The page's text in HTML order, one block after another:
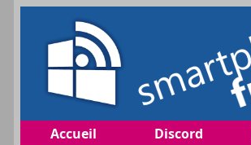
Accueil Discord